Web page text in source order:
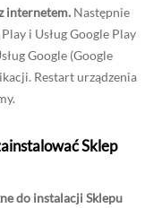
internetem. Następnie
i Usług Google Play
Google (Google
Restart urządzenia
Sklep
do instalacji Sklepu